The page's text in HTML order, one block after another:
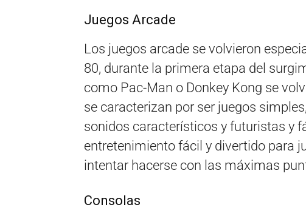
Juegos Arcade
Los juegos arcade se volvieron
80, durante la primera etapa del
como Pac-Man o Donkey Kong se
se caracterizan por ser juegos
sonidos característicos y futuristas y
entretenimiento fácil y divertido para
intentar hacerse con las máximas
Consolas